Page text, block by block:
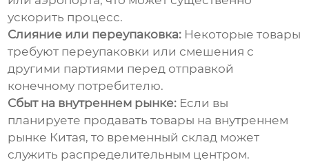
ускорить процесс.
Слияние или переупаковка: Некоторые товары
требуют переупаковки или смешения с
другими партиями перед отправкой
конечному потребителю.
Сбыт на внутреннем рынке: Если вы
планируете продавать товары на внутреннем
рынке Китая, то временный склад может
служить распределительным центром.